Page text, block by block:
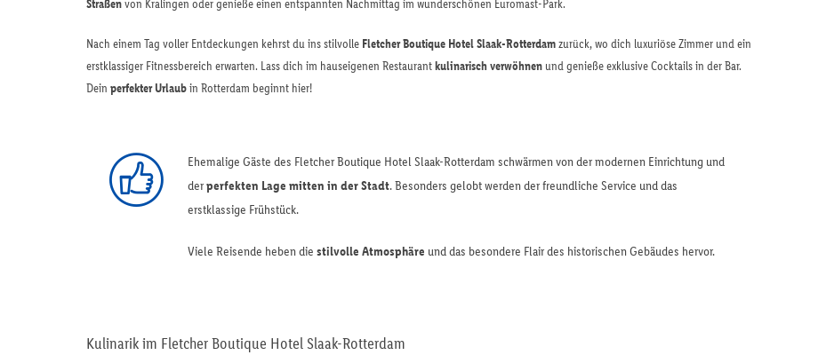
Straßenvon Kralingen oder genieße einen entspannten Nachmittag im wunderschönen Euromast-Park.
Nach einem Tag voller Entdeckungen kehrst du ins stilvolle Fletcher Boutique Hotel Slaak-Rotterdamzurück, wo dich luxuriöse Zimmer und ein
erstklassiger Fitnessbereich erwarten. Lass dich im hauseigenen Restaurantkulinarisch verwöhnen und genieße exklusive Cocktails in der Bar.
Dein perfekter Urlaubin Rotterdam beginnt hier!
Ehemalige Gäste des Fletcher Boutique Hotel Slaak-Rotterdam schwärmen von der modernen Einrichtung und
derperfekten Lage mitten in der Stadt. Besonders gelobt werden der freundliche Service und das
erstklassige Frühstück.
Viele Reisende heben die stilvolle Atmosphäre und das besondere Flair des historischen Gebäudes hervor.
Kulinarik im Fletcher Boutique Hotel Slaak-Rotterdam